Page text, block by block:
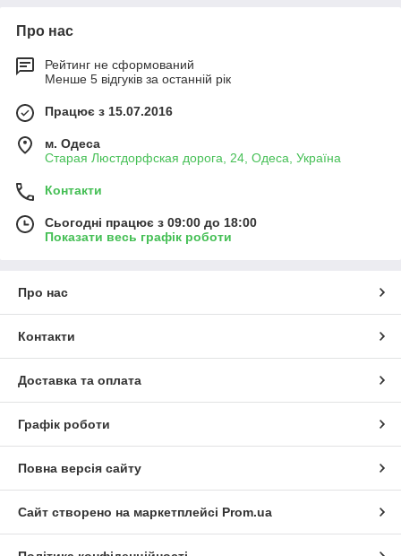
Про нас
Рейтинг не сформований
Менше 5 відгуків за останній рік
Працює з 15.07.2016
м. Одеса
Старая Люстдорфская дорога, 24, Одеса, Україна
Контакти
Сьогодні працює з 09:00 до 18:00
Показати весь графік роботи
Про нас
Контакти
Доставка та оплата
Графік роботи
Повна версія сайту
Сайт створено на маркетплейсі Prom.ua